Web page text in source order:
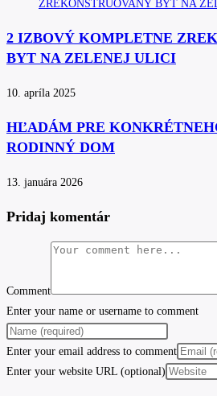
2 IZBOVÝ KOMPLETNE
BYT NA ZELENEJ ULICI
10. apríla 2025
HĽADÁM PRE
RODINNÝ DOM
13. januára 2026
Pridaj komentár
Comment
Enter your name or username to comment
Enter your email address to comment
Enter your website URL (optional)